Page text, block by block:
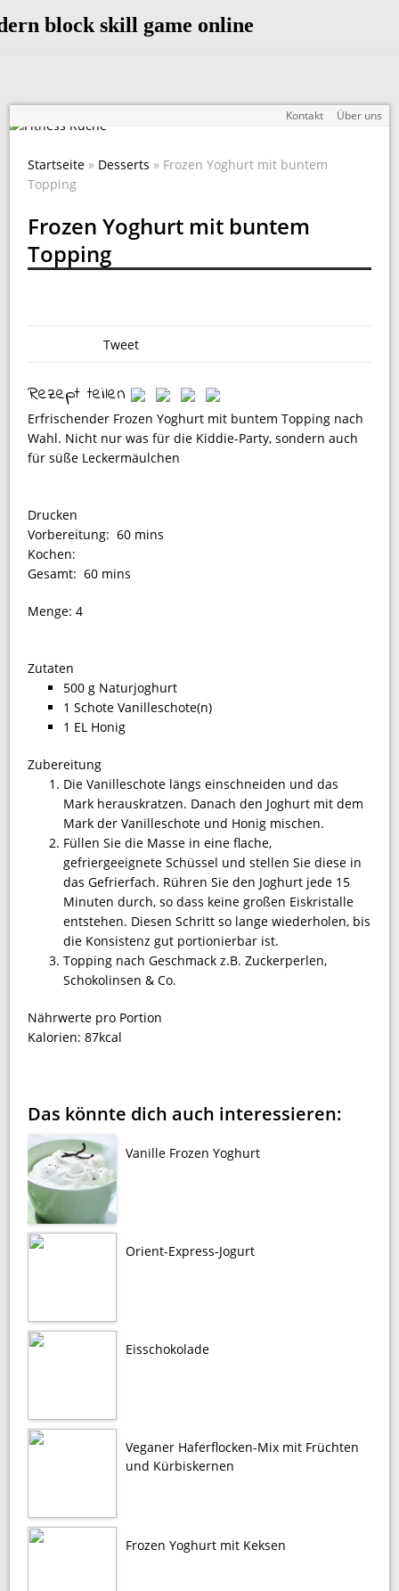
Kontakt Über uns
Startseite » Desserts » Frozen Yoghurt mit buntem
Topping
Frozen Yoghurt mit buntem
Topping
Tweet
Rezept teilen
Erfrischender Frozen Yoghurt mit buntem Topping nach
Wahl. Nicht nur was für die Kiddie-Party, sondern auch
für süße Leckermäulchen
Drucken
Vorbereitung:60 mins
Kochen:
Gesamt:60 mins
Menge:4
Zutaten
500 g Naturjoghurt
1 Schote Vanilleschote(n)
1 EL Honig
Zubereitung
Die Vanilleschote längs einschneiden und das
Mark herauskratzen. Danach den Joghurt mit dem
Mark der Vanilleschote und Honig mischen.
Füllen Sie die Masse in eine flache,
gefriergeeignete Schüssel und stellen Sie diese in
das Gefrierfach. Rühren Sie den Joghurt jede 15
Minuten durch, so dass keine großen Eiskristalle
entstehen. Diesen Schritt so lange wiederholen, bis
die Konsistenz gut portionierbar ist.
Topping nach Geschmack z.B. Zuckerperlen,
Schokolinsen & Co.
Nährwerte pro Portion
Kalorien:87kcal
Das könnte dich auch interessieren:
Vanille Frozen Yoghurt
Orient-Express-Jogurt
Eisschokolade
Veganer Haferflocken-Mix mit Früchten
und Kürbiskernen
Frozen Yoghurt mit Keksen